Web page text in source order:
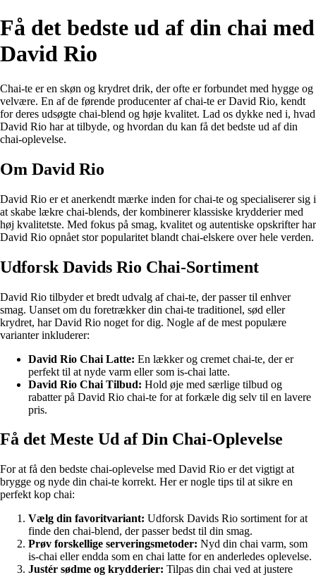
Få det bedste ud af din chai med
David Rio
Chai-te er en skøn og krydret drik, der ofte er forbundet med hygge og
velvære. En af de førende producenter af chai-te er David Rio, kendt
for deres udsøgte chai-blend og høje kvalitet. Lad os dykke ned i, hvad
David Rio har at tilbyde, og hvordan du kan få det bedste ud af din
chai-oplevelse.
Om David Rio
David Rio er et anerkendt mærke inden for chai-te og specialiserer sig i
at skabe lækre chai-blends, der kombinerer klassiske krydderier med
høj kvalitetste. Med fokus på smag, kvalitet og autentiske opskrifter har
David Rio opnået stor popularitet blandt chai-elskere over hele verden.
Udforsk Davids Rio Chai-Sortiment
David Rio tilbyder et bredt udvalg af chai-te, der passer til enhver
smag. Uanset om du foretrækker din chai-te traditionel, sød eller
krydret, har David Rio noget for dig. Nogle af de mest populære
varianter inkluderer:
David Rio Chai Latte: En lækker og cremet chai-te, der er
perfekt til at nyde varm eller som is-chai latte.
David Rio Chai Tilbud: Hold øje med særlige tilbud og
rabatter på David Rio chai-te for at forkæle dig selv til en lavere
pris.
Få det Meste Ud af Din Chai-Oplevelse
For at få den bedste chai-oplevelse med David Rio er det vigtigt at
brygge og nyde din chai-te korrekt. Her er nogle tips til at sikre en
perfekt kop chai:
Vælg din favoritvariant: Udforsk Davids Rio sortiment for at
finde den chai-blend, der passer bedst til din smag.
Prøv forskellige serveringsmetoder: Nyd din chai varm, som
is-chai eller endda som en chai latte for en anderledes oplevelse.
Justér sødme og krydderier: Tilpas din chai ved at justere